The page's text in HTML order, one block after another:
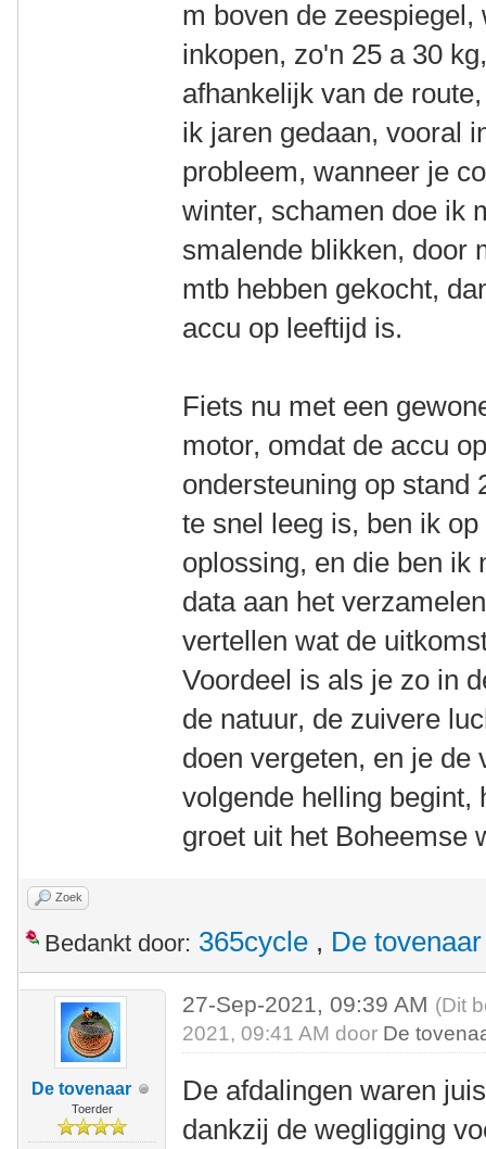
m boven de
inkopen, zo'n 25 a 30
afhankelijk van de
ik jaren gedaan, vooral
probleem, wanneer je
winter, schamen doe ik
smalende blikken, door
mtb hebben gekocht,
accu op leeftijd is.
Fiets nu met een
motor, omdat de accu
ondersteuning op stand
te snel leeg is, ben ik
oplossing, en die ben ik
data aan het
vertellen wat de
Voordeel is als je zo in
de natuur, de zuivere
doen vergeten, en je de
volgende helling
groet uit het Boheemse
Zoek
Bedankt door: 365cycle , De tovenaar
De tovenaar
Toerder
27-Sep-2021, 09:39 AM (Dit
2021, 09:41 AM door De
De afdalingen waren
dankzij de wegligging